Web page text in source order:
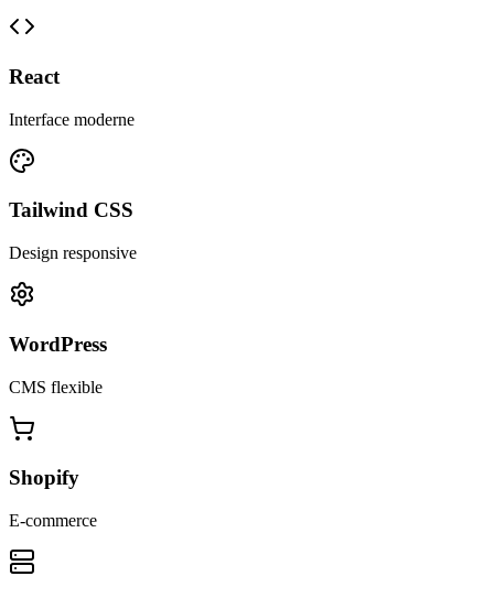
React
Interface moderne
Tailwind CSS
Design responsive
WordPress
CMS flexible
Shopify
E-commerce